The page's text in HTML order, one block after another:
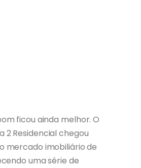
ficou ainda melhor. O
2 Residencial chegou
mercado imobiliário de
uma série de